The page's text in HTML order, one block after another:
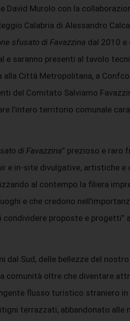
Murolo con la
Calabria di Alessandro
sfusato di Favazzina dal 2010 e
e saranno presenti al tavolo
alla Città Metropolitana, a
del Comitato Salviamo
l’intero territorio comunale
di Favazzina” prezioso e raro
e in-site divulgative, artistiche
al contempo la filiera
e che credono
proposte e progetti”
dal Sud, delle bellezze del
comunità oltre che diventare
flusso turistico straniero in
terrazzati, abbandonato alle